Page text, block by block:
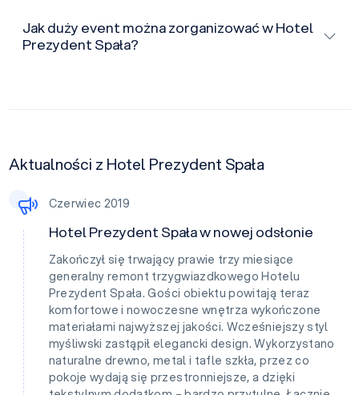
Jak duży event można zorganizować w Hotel
Prezydent Spała?
Aktualności z Hotel Prezydent Spała
Czerwiec 2019
Hotel Prezydent Spała w nowej odsłonie
Zakończył się trwający prawie trzy miesiące
generalny remont trzygwiazdkowego Hotelu
Prezydent Spała. Gości obiektu powitają teraz
komfortowe i nowoczesne wnętrza wykończone
materiałami najwyższej jakości. Wcześniejszy styl
myśliwski zastąpił elegancki design. Wykorzystano
naturalne drewno, metal i tafle szkła, przez co
pokoje wydają się przestronniejsze, a dzięki